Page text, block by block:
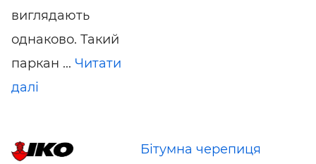
виглядають
однаково. Такий
паркан ... Читати
далі
Бітумна черепиця